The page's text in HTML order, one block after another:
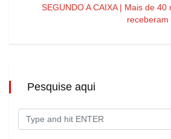
SEGUNDO A CAIXA | Mais de
Pesquise aqui